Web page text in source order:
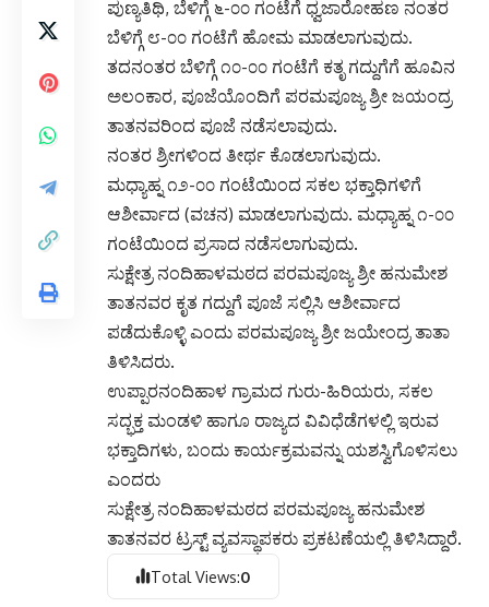
ಪುಣ್ಯತಿಥಿ, ಬೆಳಿಗ್ಗೆ ೬-೦೦ ಗಂಟೆಗೆ ಧ್ವಜಾರೋಹಣ ನಂತರ
ಬೆಳಿಗ್ಗೆ ೮-೦೦ ಗಂಟೆಗೆ ಹೋಮ ಮಾಡಲಾಗುವುದು.
ತದನಂತರ ಬೆಳಿಗ್ಗೆ ೧೦-೦೦ ಗಂಟೆಗೆ ಕತೃ ಗದ್ದುಗೆಗೆ ಹೂವಿನ
ಅಲಂಕಾರ, ಪೂಜೆಯೊಂದಿಗೆ ಪರಮಪೂಜ್ಯ ಶ್ರೀ ಜಯಂದ್ರ
ತಾತನವರಿಂದ ಪೂಜೆ ನಡೆಸಲಾವುದು.
ನಂತರ ಶ್ರೀಗಳಿಂದ ತೀರ್ಥ ಕೊಡಲಾಗುವುದು.
ಮಧ್ಯಾಹ್ನ ೧೨-೦೦ ಗಂಟೆಯಿಂದ ಸಕಲ ಭಕ್ತಾಧಿಗಳಿಗೆ
ಆಶೀರ್ವಾದ (ವಚನ) ಮಾಡಲಾಗುವುದು. ಮಧ್ಯಾಹ್ನ ೧-೦೦
ಗಂಟೆಯಿಂದ ಪ್ರಸಾದ ನಡೆಸಲಾಗುವುದು.
ಸುಕ್ಷೇತ್ರ ನಂದಿಹಾಳಮಠದ ಪರಮಪೂಜ್ಯ ಶ್ರೀ ಹನುಮೇಶ
ತಾತನವರ ಕೃತ ಗದ್ದುಗೆ ಪೂಜೆ ಸಲ್ಲಿಸಿ ಆಶೀರ್ವಾದ
ಪಡೆದುಕೊಳ್ಳಿ ಎಂದು ಪರಮಪೂಜ್ಯ ಶ್ರೀ ಜಯೇಂದ್ರ ತಾತಾ
ತಿಳಿಸಿದರು.
ಉಪ್ಪಾರನಂದಿಹಾಳ ಗ್ರಾಮದ ಗುರು-ಹಿರಿಯರು, ಸಕಲ
ಸದ್ಭಕ್ತ ಮಂಡಳಿ ಹಾಗೂ ರಾಜ್ಯದ ವಿವಿಧೆಡೆಗಳಲ್ಲಿ ಇರುವ
ಭಕ್ತಾದಿಗಳು, ಬಂದು ಕಾರ್ಯಕ್ರಮವನ್ನು ಯಶಸ್ವಿಗೊಳಿಸಲು
ಎಂದರು
ಸುಕ್ಷೇತ್ರ ನಂದಿಹಾಳಮಠದ ಪರಮಪೂಜ್ಯ ಹನುಮೇಶ
ತಾತನವರ ಟ್ರಸ್ಟ್ ವ್ಯವಸ್ಥಾಪಕರು ಪ್ರಕಟಣೆಯಲ್ಲಿ ತಿಳಿಸಿದ್ದಾರೆ.
Total Views:0